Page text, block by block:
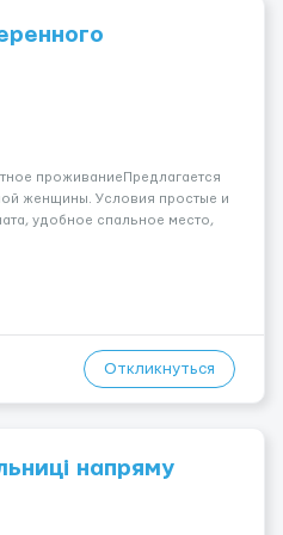
проживаниеПредлагается
женщины. Условия простые и
удобное спальное место,
нет.Подходит тем, кто
Откликнуться
напряму